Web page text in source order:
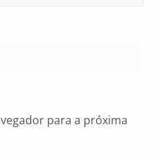
para a próxima